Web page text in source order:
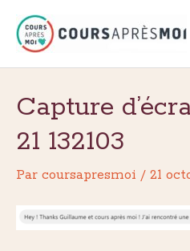
Aller
contenu
Capture
21 132103
Par coursapresmoi / 21